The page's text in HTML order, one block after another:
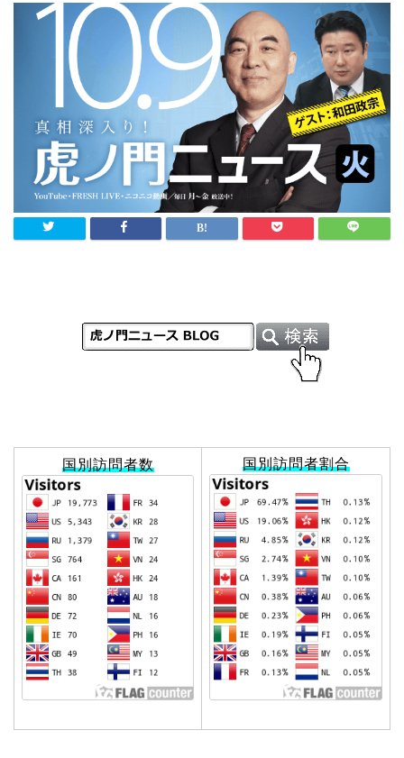
国別訪問者数 国別訪問者割合